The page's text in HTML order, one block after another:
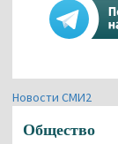
Новости СМИ2
Общество